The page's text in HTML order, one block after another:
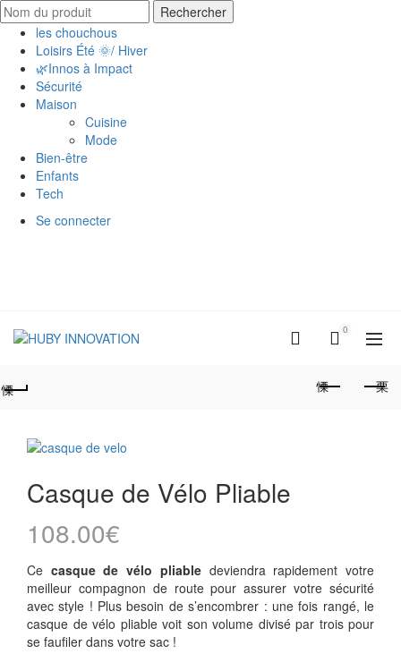
Search
for:
Rechercher
les chouchous
Loisirs Été 🌞/ Hiver
🌿Innos à Impact
Sécurité
Maison
Cuisine
Mode
Bien-être
Enfants
Tech
Se connecter
0
Casque de Vélo Pliable
108.00€
Ce casque de vélo pliabledeviendra rapidement votre
meilleur compagnon de route pour assurer votre sécurité
avec style ! Plus besoin de s’encombrer : une fois rangé, le
casque de vélo pliable voit son volume divisé par trois pour
se faufiler dans votre sac !